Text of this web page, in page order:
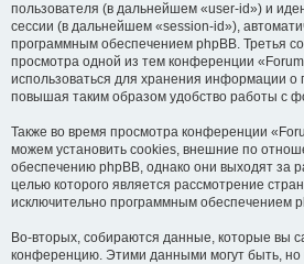
пользователя (в дальнейшем «user-id») и
сессии (в дальнейшем «session-id»),
программным обеспечением phpBB. Третья
просмотра одной из тем конференции
использоваться для хранения информации о
повышая таким образом удобство работы с
Также во время просмотра конференции
можем установить cookies, внешние по
обеспечению phpBB, однако они выходят за
целью которого является рассмотрение
исключительно программным обеспечением
Во-вторых, собираются данные, которые вы
конференцию. Этими данными могут быть, но